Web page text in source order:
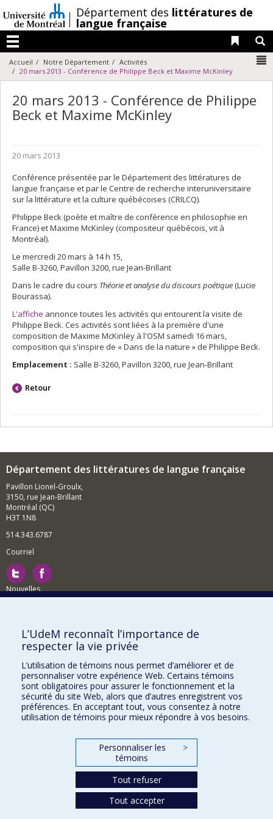
au
contenu
/Département des littératures de
langue française
Menu
Liens
Accueil Notre Département
Activités
20 mars 2013 - Conférence de Philippe Beck et Maxime McKinley
20 mars 2013 - Conférence de Philippe
Beck et Maxime McKinley
20 mars 2013
Conférence présentée par le Département des littératures de
langue française et par le Centre de recherche interuniversitaire
sur la littérature et la culture québécoises (CRILCQ).
Philippe Beck (poète et maître de conférence en philosophie en
France) et Maxime McKinley (compositeur québécois, vit à
Montréal).
Le mercredi 20 mars à 14 h 15,
Salle B-3260, Pavillon 3200, rue Jean-Brillant
Dans le cadre du cours Théorie et analyse du discours poétique(Lucie
Bourassa).
L'affiche annonce toutes les activités qui entourent la visite de
Philippe Beck. Ces activités sont liées à la première d'une
composition de Maxime McKinley à l'OSM samedi 16 mars,
composition qui s'inspire de « Dans de la nature » de Philippe Beck.
Emplacement : Salle B-3260, Pavillon 3200, rue Jean-Brillant
Retour
Département des littératures de langue française
Pavillon Lionel-Groulx,
3150, rue Jean-Brillant
Montréal (QC)
H3T 1N8
514.343.6787
Courriel
Nouvelles
Comment soutenir le Département?
BESOIN D'AIDE?
Plan du site
Signaler une erreur
Accessibilité
FACULTÉ DES ARTS ET DES SCIENCES
Nos départements et écoles
L’UdeM reconnaît l’importance de
respecter la vie privée
L’utilisation de témoins nous permet d’améliorer et de
personnaliser votre expérience Web. Certains témoins
sont obligatoires pour assurer le fonctionnement et la
sécurité du site Web, alors que d’autres enregistrent vos
préférences. En acceptant tout, vous consentez à notre
utilisation de témoins pour mieux répondre à vos besoins.
Personnaliser les
témoins
>
Tout refuser
Tout accepter